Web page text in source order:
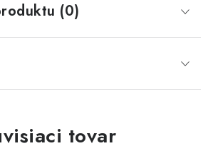
(0)
tovar